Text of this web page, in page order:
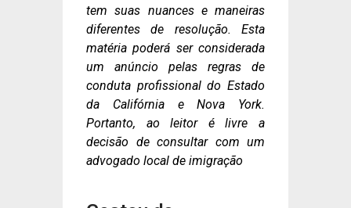
tem suas nuances e maneiras
diferentes de resolução. Esta
matéria poderá ser considerada
um anúncio pelas regras de
conduta profissional do Estado
da Califórnia e Nova York.
Portanto, ao leitor é livre a
decisão de consultar com um
advogado local de imigração